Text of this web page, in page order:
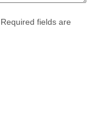
Required fields are